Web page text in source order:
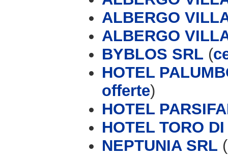
ALBERGO
ALBERGO
BYBLOS SRL (
HOTEL
offerte)
HOTEL
HOTEL TORO
NEPTUNIA SRL (